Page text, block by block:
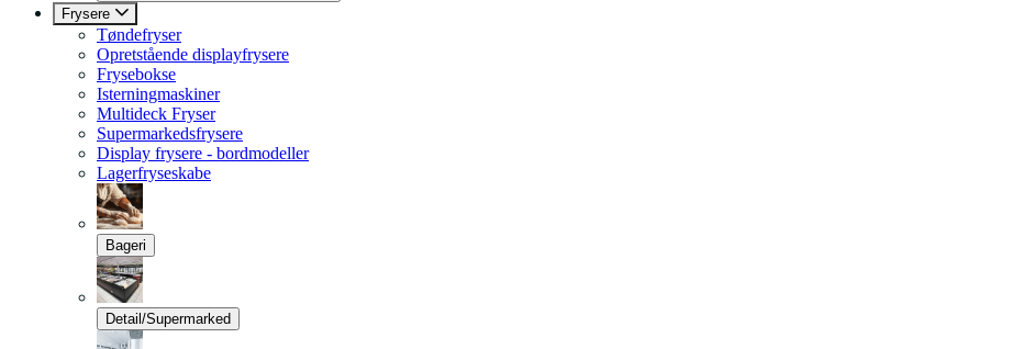
Frysere
Tøndefryser
Opretstående displayfrysere
Frysebokse
Isterningmaskiner
Multideck Fryser
Supermarkedsfrysere
Display frysere - bordmodeller
Lagerfryseskabe
Bageri
Detail/Supermarked